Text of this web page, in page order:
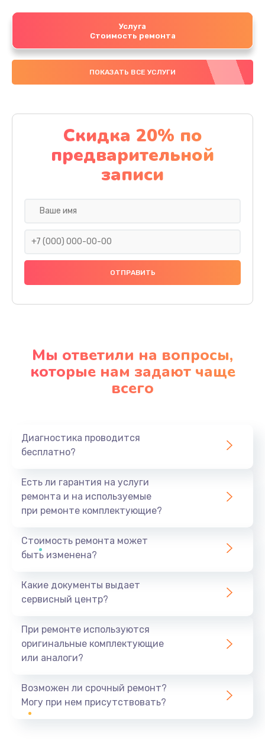
Услуга
Стоимость ремонта
ПОКАЗАТЬ ВСЕ УСЛУГИ
Скидка 20% по
предварительной
записи
Мы ответили на вопросы,
которые нам задают чаще
всего
Диагностика проводится
бесплатно?
Есть ли гарантия на услуги
ремонта и на используемые
при ремонте комплектующие?
Стоимость ремонта может
быть изменена?
Какие документы выдает
сервисный центр?
При ремонте используются
оригинальные комплектующие
или аналоги?
Возможен ли срочный ремонт?
Могу при нем присутствовать?